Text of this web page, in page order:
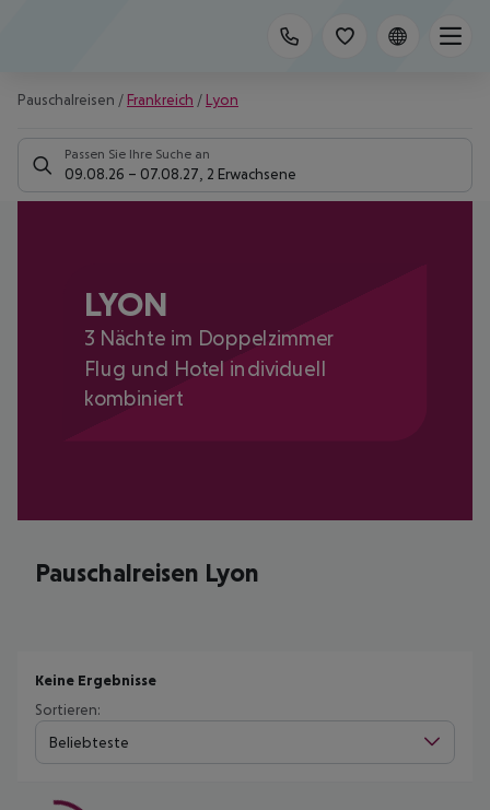
Pauschalreisen / Frankreich / Lyon
Passen Sie Ihre Suche an
09.08.26 – 07.08.27 2 Erwachsene
LYON
3 Nächte im Doppelzimmer
Flug und Hotel individuell
kombiniert
Pauschalreisen Lyon
Keine Ergebnisse
Sortieren:
Beliebteste